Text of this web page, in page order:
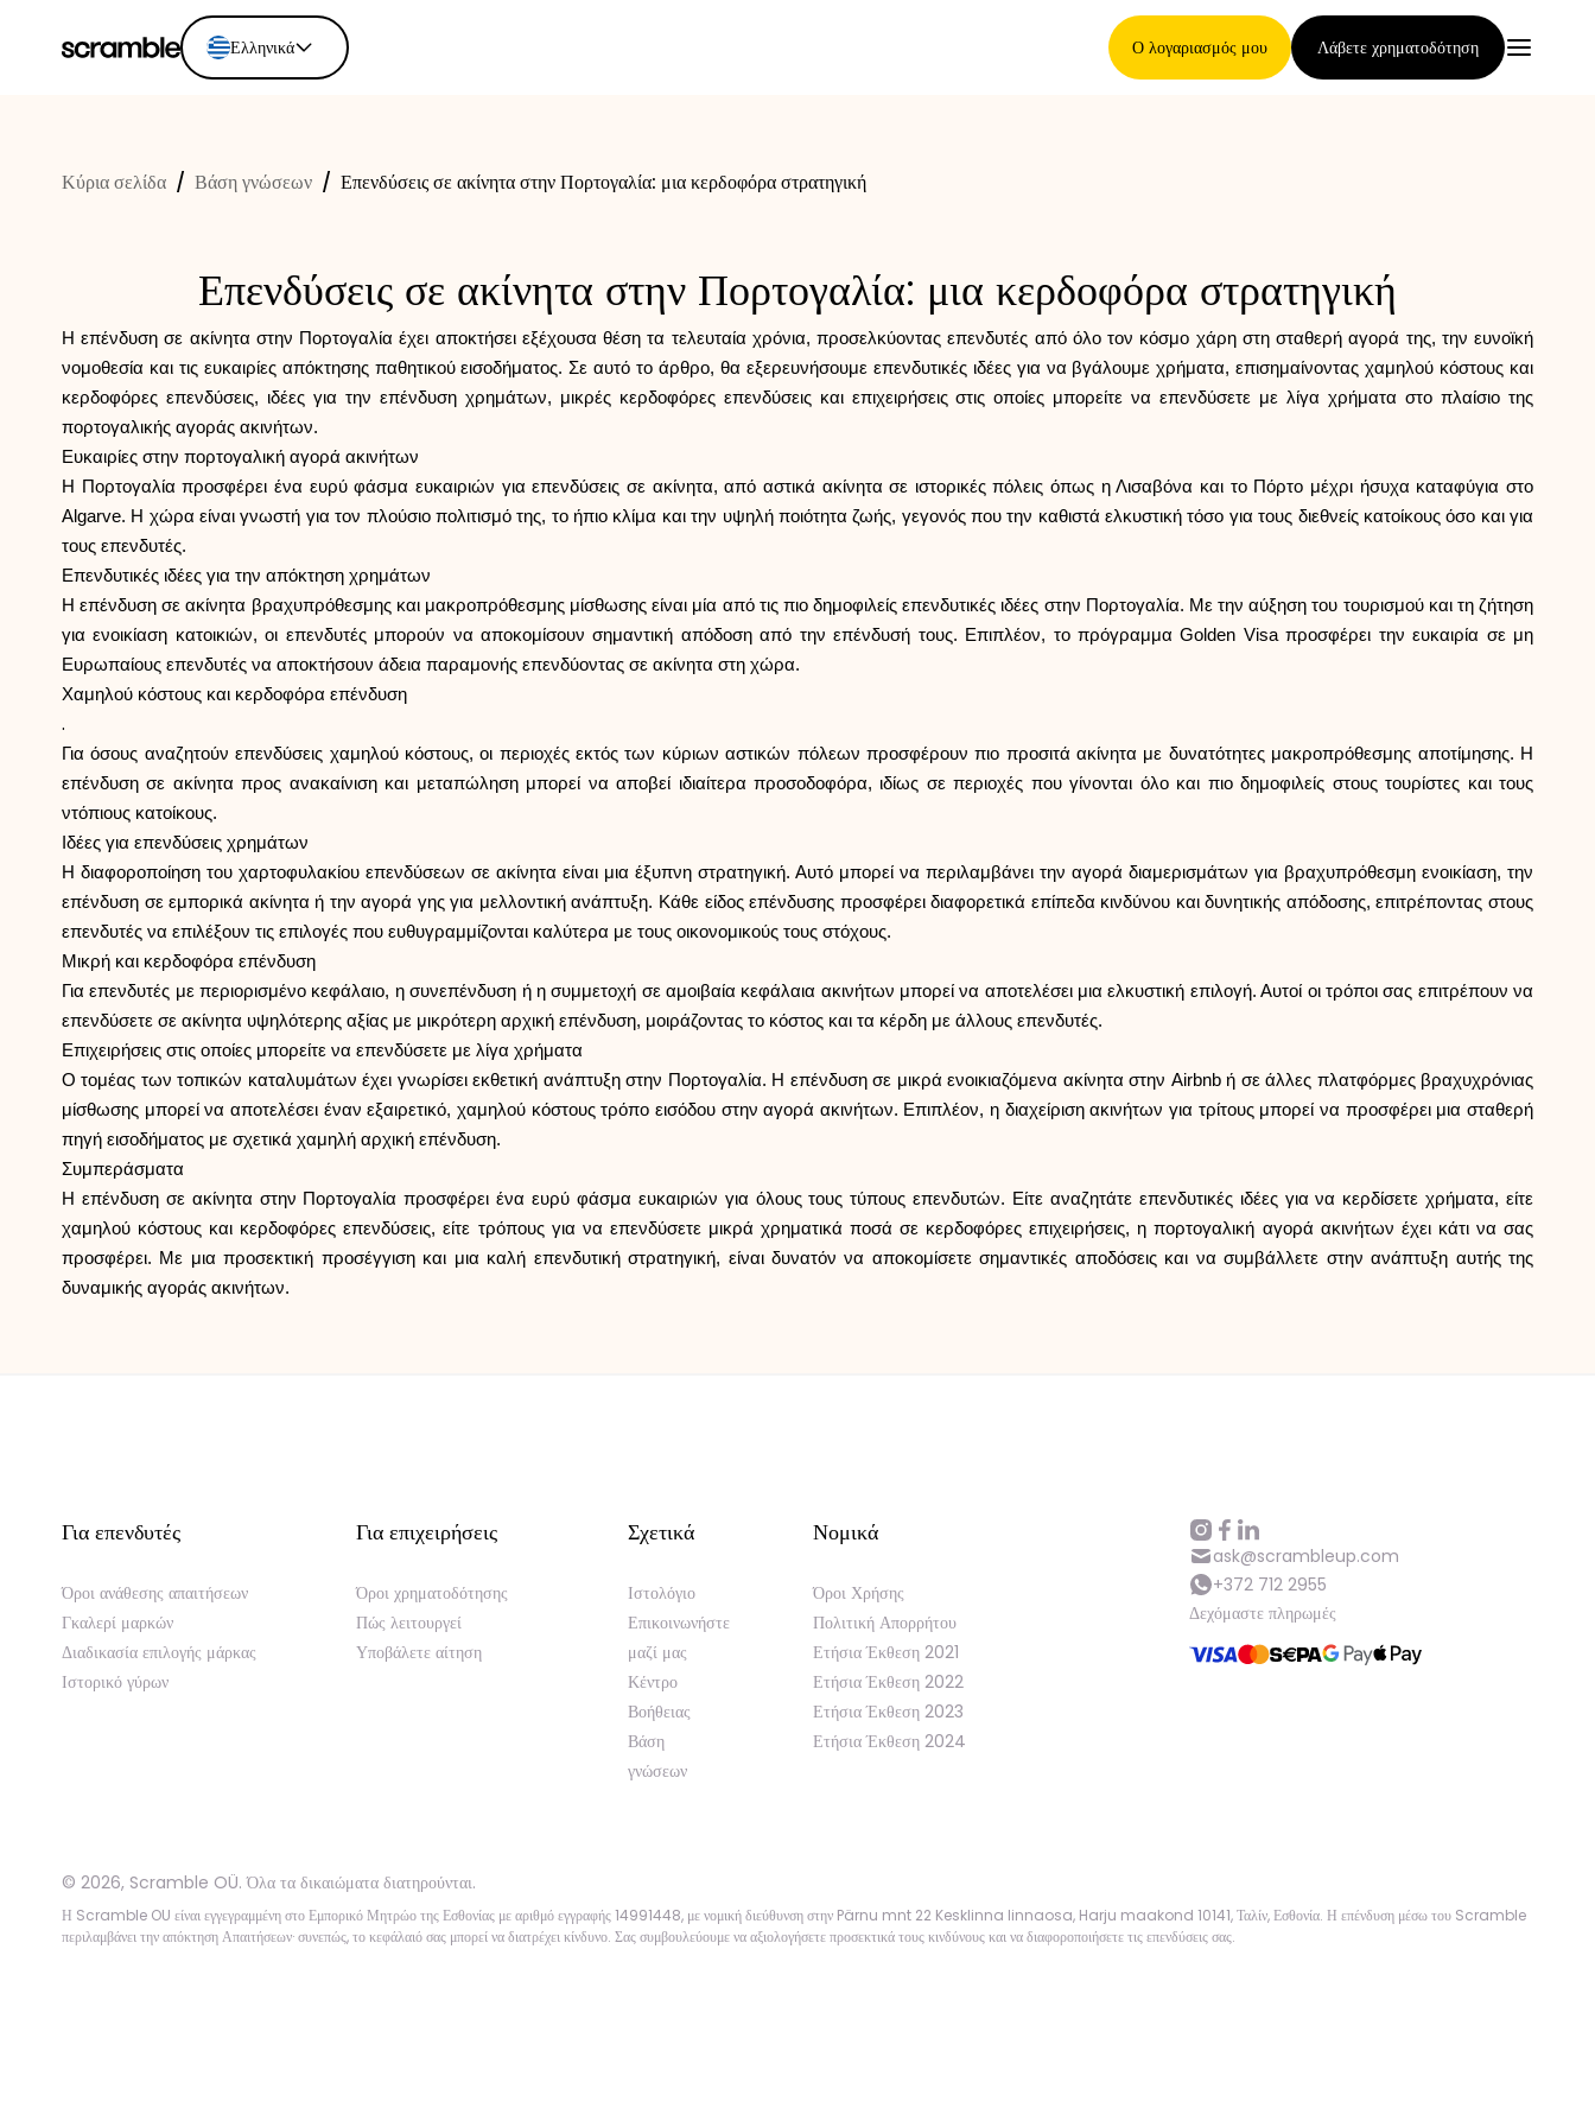
Ελληνικά
Español
Deutsch
Eesti keel
Ο λογαριασμός μου Λάβετε χρηματοδότηση
Όροι ανάθεσης απαιτήσεων
Επιλογή μάρκας
Υπολογιστές
Ιστορικό γύρων
Βοήθεια
ask@scrambleup.com +372 712 2955
Κύρια σελίδα / Βάση γνώσεων / Επενδύσεις σε ακίνητα στην Πορτογαλία: μια κερδοφόρα στρατηγική
Επενδύσεις σε ακίνητα στην Πορτογαλία: μια κερδοφόρα στρατηγική
Η επένδυση σε ακίνητα στην Πορτογαλία έχει αποκτήσει εξέχουσα θέση τα τελευταία χρόνια, προσελκύοντας επενδυτές από όλο τον κόσμο χάρη στη σταθερή αγορά της, την ευνοϊκή
νομοθεσία και τις ευκαιρίες απόκτησης παθητικού εισοδήματος. Σε αυτό το άρθρο, θα εξερευνήσουμε επενδυτικές ιδέες για να βγάλουμε χρήματα, επισημαίνοντας χαμηλού κόστους και
κερδοφόρες επενδύσεις, ιδέες για την επένδυση χρημάτων, μικρές κερδοφόρες επενδύσεις και επιχειρήσεις στις οποίες μπορείτε να επενδύσετε με λίγα χρήματα στο πλαίσιο της
πορτογαλικής αγοράς ακινήτων.
Ευκαιρίες στην πορτογαλική αγορά ακινήτων
Η Πορτογαλία προσφέρει ένα ευρύ φάσμα ευκαιριών για επενδύσεις σε ακίνητα, από αστικά ακίνητα σε ιστορικές πόλεις όπως η Λισαβόνα και το Πόρτο μέχρι ήσυχα καταφύγια στο
Algarve. Η χώρα είναι γνωστή για τον πλούσιο πολιτισμό της, το ήπιο κλίμα και την υψηλή ποιότητα ζωής, γεγονός που την καθιστά ελκυστική τόσο για τους διεθνείς κατοίκους όσο και για
τους επενδυτές.
Επενδυτικές ιδέες για την απόκτηση χρημάτων
Η επένδυση σε ακίνητα βραχυπρόθεσμης και μακροπρόθεσμης μίσθωσης είναι μία από τις πιο δημοφιλείς επενδυτικές ιδέες στην Πορτογαλία. Με την αύξηση του τουρισμού και τη ζήτηση
για ενοικίαση κατοικιών, οι επενδυτές μπορούν να αποκομίσουν σημαντική απόδοση από την επένδυσή τους. Επιπλέον, το πρόγραμμα Golden Visa προσφέρει την ευκαιρία σε μη
Ευρωπαίους επενδυτές να αποκτήσουν άδεια παραμονής επενδύοντας σε ακίνητα στη χώρα.
Χαμηλού κόστους και κερδοφόρα επένδυση
.
Για όσους αναζητούν επενδύσεις χαμηλού κόστους, οι περιοχές εκτός των κύριων αστικών πόλεων προσφέρουν πιο προσιτά ακίνητα με δυνατότητες μακροπρόθεσμης αποτίμησης. Η
επένδυση σε ακίνητα προς ανακαίνιση και μεταπώληση μπορεί να αποβεί ιδιαίτερα προσοδοφόρα, ιδίως σε περιοχές που γίνονται όλο και πιο δημοφιλείς στους τουρίστες και τους
ντόπιους κατοίκους.
Ιδέες για επενδύσεις χρημάτων
Η διαφοροποίηση του χαρτοφυλακίου επενδύσεων σε ακίνητα είναι μια έξυπνη στρατηγική. Αυτό μπορεί να περιλαμβάνει την αγορά διαμερισμάτων για βραχυπρόθεσμη ενοικίαση, την
επένδυση σε εμπορικά ακίνητα ή την αγορά γης για μελλοντική ανάπτυξη. Κάθε είδος επένδυσης προσφέρει διαφορετικά επίπεδα κινδύνου και δυνητικής απόδοσης, επιτρέποντας στους
επενδυτές να επιλέξουν τις επιλογές που ευθυγραμμίζονται καλύτερα με τους οικονομικούς τους στόχους.
Μικρή και κερδοφόρα επένδυση
Για επενδυτές με περιορισμένο κεφάλαιο, η συνεπένδυση ή η συμμετοχή σε αμοιβαία κεφάλαια ακινήτων μπορεί να αποτελέσει μια ελκυστική επιλογή. Αυτοί οι τρόποι σας επιτρέπουν να
επενδύσετε σε ακίνητα υψηλότερης αξίας με μικρότερη αρχική επένδυση, μοιράζοντας το κόστος και τα κέρδη με άλλους επενδυτές.
Επιχειρήσεις στις οποίες μπορείτε να επενδύσετε με λίγα χρήματα
Ο τομέας των τοπικών καταλυμάτων έχει γνωρίσει εκθετική ανάπτυξη στην Πορτογαλία. Η επένδυση σε μικρά ενοικιαζόμενα ακίνητα στην Airbnb ή σε άλλες πλατφόρμες βραχυχρόνιας
μίσθωσης μπορεί να αποτελέσει έναν εξαιρετικό, χαμηλού κόστους τρόπο εισόδου στην αγορά ακινήτων. Επιπλέον, η διαχείριση ακινήτων για τρίτους μπορεί να προσφέρει μια σταθερή
πηγή εισοδήματος με σχετικά χαμηλή αρχική επένδυση.
Συμπεράσματα
Η επένδυση σε ακίνητα στην Πορτογαλία προσφέρει ένα ευρύ φάσμα ευκαιριών για όλους τους τύπους επενδυτών. Είτε αναζητάτε επενδυτικές ιδέες για να κερδίσετε χρήματα, είτε
χαμηλού κόστους και κερδοφόρες επενδύσεις, είτε τρόπους για να επενδύσετε μικρά χρηματικά ποσά σε κερδοφόρες επιχειρήσεις, η πορτογαλική αγορά ακινήτων έχει κάτι να σας
προσφέρει. Με μια προσεκτική προσέγγιση και μια καλή επενδυτική στρατηγική, είναι δυνατόν να αποκομίσετε σημαντικές αποδόσεις και να συμβάλλετε στην ανάπτυξη αυτής της
δυναμικής αγοράς ακινήτων.
Για επενδυτές
Όροι ανάθεσης απαιτήσεων
Γκαλερί μαρκών
Διαδικασία επιλογής μάρκας
Ιστορικό γύρων
Για επιχειρήσεις
Όροι χρηματοδότησης
Πώς λειτουργεί
Υποβάλετε αίτηση
Σχετικά
Ιστολόγιο
Επικοινωνήστε
μαζί μας
Κέντρο
Βοήθειας
Βάση
γνώσεων
Νομικά
Όροι Χρήσης
Πολιτική Απορρήτου
Ετήσια Έκθεση 2021
Ετήσια Έκθεση 2022
Ετήσια Έκθεση 2023
Ετήσια Έκθεση 2024
ask@scrambleup.com
+372 712 2955
Δεχόμαστε πληρωμές
© 2026, Scramble OÜ. Όλα τα δικαιώματα διατηρούνται.
Η Scramble OU είναι εγγεγραμμένη στο Εμπορικό Μητρώο της Εσθονίας με αριθμό εγγραφής 14991448, με νομική διεύθυνση στην Pärnu mnt 22 Kesklinna linnaosa, Harju maakond 10141, Ταλίν, Εσθονία. Η επένδυση μέσω του Scramble
περιλαμβάνει την απόκτηση Απαιτήσεων· συνεπώς, το κεφάλαιό σας μπορεί να διατρέχει κίνδυνο. Σας συμβουλεύουμε να αξιολογήσετε προσεκτικά τους κινδύνους και να διαφοροποιήσετε τις επενδύσεις σας.